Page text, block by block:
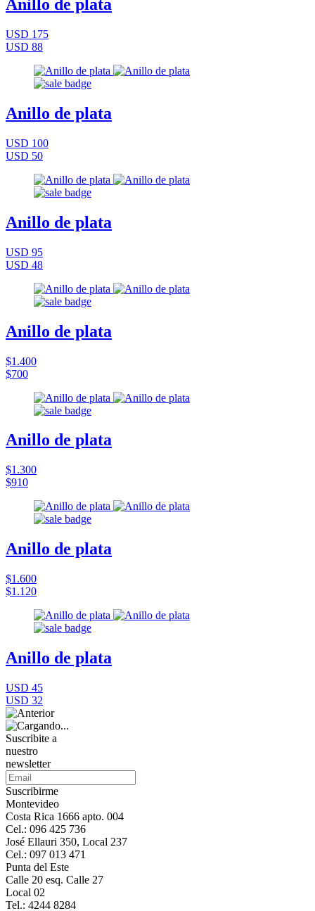
Anillo de plata
USD 175
USD 88
Anillo de plata
USD 100
USD 50
Anillo de plata
USD 95
USD 48
Anillo de plata
$1.400
$700
Anillo de plata
$1.300
$910
Anillo de plata
$1.600
$1.120
Anillo de plata
USD 45
USD 32
Suscribite a
nuestro
newsletter
Suscribirme
Montevideo
Costa Rica 1666 apto. 004
Cel.: 096 425 736
José Ellauri 350, Local 237
Cel.: 097 013 471
Punta del Este
Calle 20 esq. Calle 27
Local 02
Tel.: 4244 8284